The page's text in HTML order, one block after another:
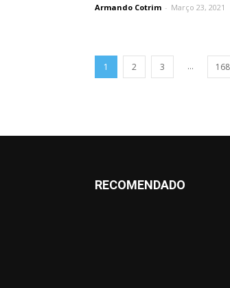
Armando Cotrim - Março 23, 2021
1 2 3 ... 168
RECOMENDADO